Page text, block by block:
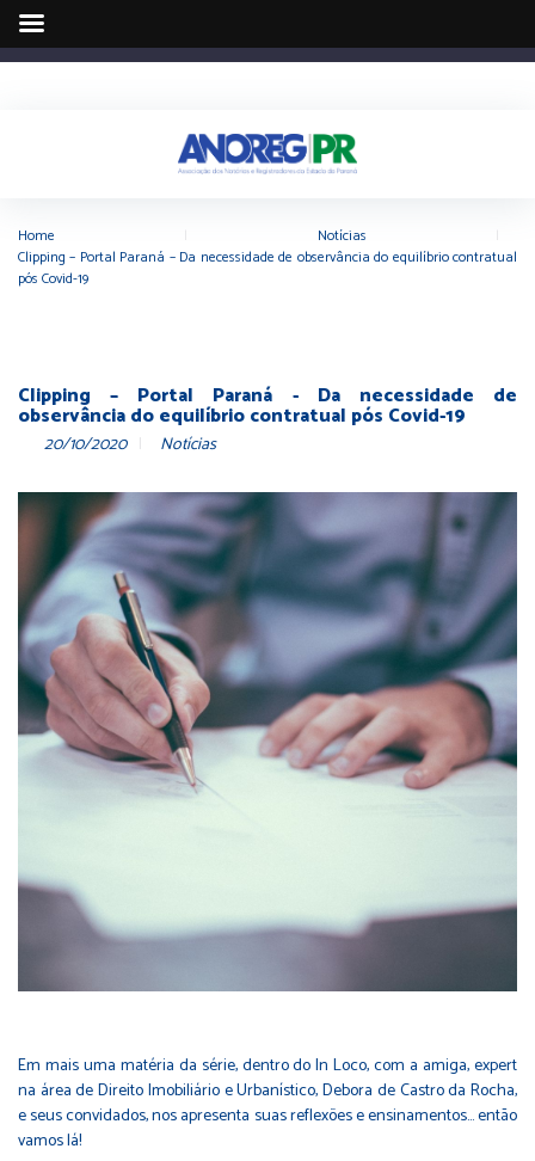
Home Notícias
Clipping – Portal Paraná – Da necessidade de observância do equilíbrio contratual
pós Covid-19
Clipping – Portal Paraná - Da necessidade de
observância do equilíbrio contratual pós Covid-19
20/10/2020 Notícias
Em mais uma matéria da série, dentro do In Loco, com a amiga, expert
na área de Direito Imobiliário e Urbanístico, Debora de Castro da Rocha,
e seus convidados, nos apresenta suas reflexões e ensinamentos… então
vamos lá!